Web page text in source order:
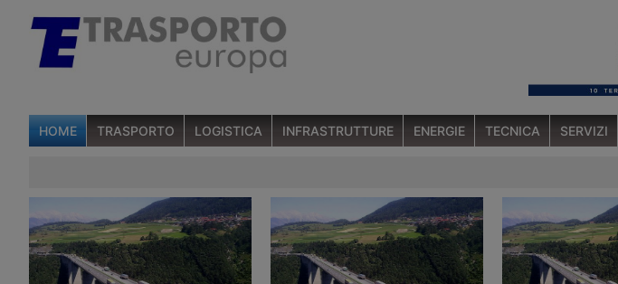
HOME TRASPORTO LOGISTICA INFRASTRUTTURE ENERGIE TECNICA SERVIZI